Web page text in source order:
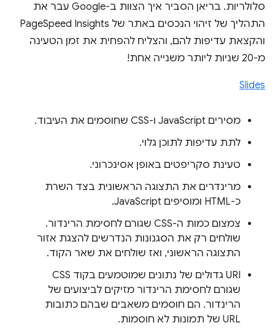
סלולריות. בריאן הסביר איך הצוות ב-Google עבר את
התהליך של זיהוי הנכסים באתר של PageSpeed Insights
והקצאת עדיפות להם, והצליח להפחית את זמן הטעינה
מ-20 שניות ליותר משנייה אחת!
Slides
מסירים JavaScript ו-CSS שחוסמים את העיבוד.
לתת עדיפות לתוכן גלוי.
טעינת סקריפטים באופן אסינכרוני.
מרינדרים את התצוגה הראשונית בצד השרת
כ-HTML ומוסיפים JavaScript.
צמצום כמות ה-CSS שגורם לחסימת הרינדור.
שולחים רק את הסגנונות הנדרשים להצגת אזור
התצוגה הראשוני, ואז שולחים את שאר הקוד.
URI גדולים של נתונים שמוטמעים בקוד CSS
שגורם לחסימת הרינדור מזיקים לביצועים של
הרינדור. הם חוסמים משאבים שבהם כתובות
URL של תמונות לא חוסמות.